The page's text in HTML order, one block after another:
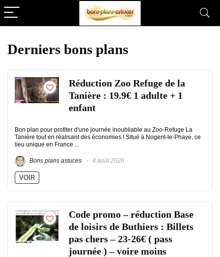
Derniers bons plans
Réduction Zoo Refuge de la
Tanière : 19.9€ 1 adulte + 1
enfant
Bon plan pour profiter d'une journée inoubliable au Zoo-Refuge La
Tanière tout en réalisant des économies ! Situé à Nogent-le-Phaye, ce
lieu unique en France ...
Bons plans astuces 4 août 2026
VOIR
Code promo – réduction Base
de loisirs de Buthiers : Billets
pas chers – 23-26€ ( pass
journée ) – voire moins